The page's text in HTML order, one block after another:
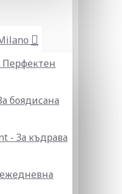
Перфектен
боядисана
- За къдрава